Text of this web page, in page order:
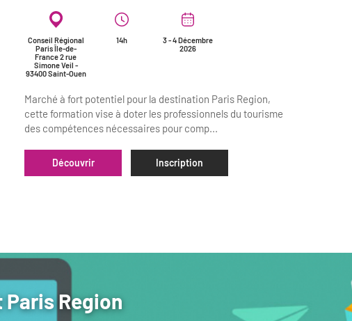
Conseil Régional
Paris Île-de-
France 2 rue
Simone Veil -
93400 Saint-Ouen
14h
3 - 4 Décembre
2026
Marché à fort potentiel pour la destination Paris Region,
cette formation vise à doter les professionnels du tourisme
des compétences nécessaires pour comp...
Découvrir Inscription
Region